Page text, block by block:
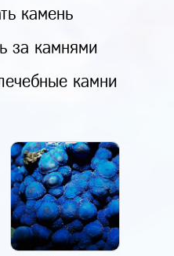
камень
за камнями
камни